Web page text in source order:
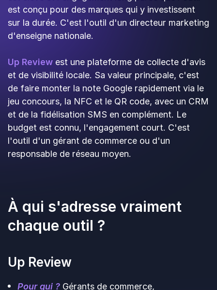
avec une plaque NFC, un CRM et de la
fidélisation SMS, pour tous les commerces
locaux.
Choisissez Kadow Club si vous êtes une
marque nationale avec un budget marketing
conséquent, et que vous voulez le catalogue de
jeux le plus riche du marché, une garantie ROI et
un accompagnement par des experts
gamification sur 12 à 36 mois.
👉Réserver une démo Up Review
Nathanaël Butet